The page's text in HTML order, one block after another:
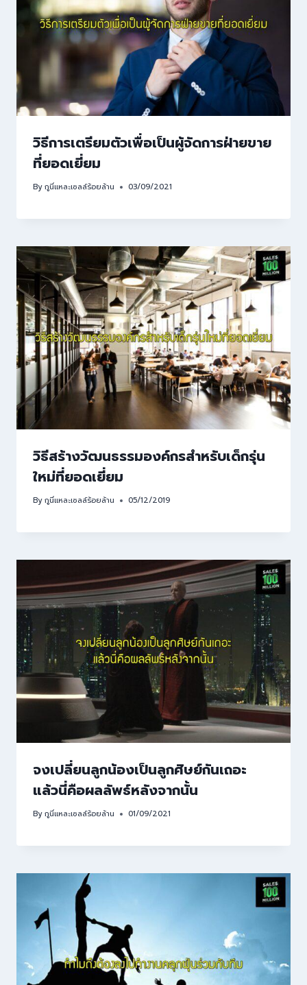
วิธีการเตรียมตัวเพื่อเป็นผู้จัดการฝ่ายขาย
ที่ยอดเยี่ยม
Byกูนี่แหละเซลล์ร้อยล้าน 03/09/2021
วิธีสร้างวัฒนธรรมองค์กรสำหรับเด็กรุ่น
ใหม่ที่ยอดเยี่ยม
Byกูนี่แหละเซลล์ร้อยล้าน 05/12/2019
จงเปลี่ยนลูกน้องเป็นลูกศิษย์กันเถอะ
แล้วนี่คือผลลัพธ์หลังจากนั้น
Byกูนี่แหละเซลล์ร้อยล้าน 01/09/2021